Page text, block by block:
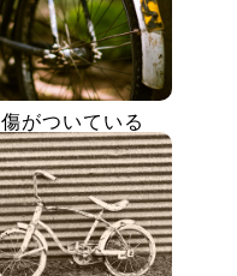
傷がついている